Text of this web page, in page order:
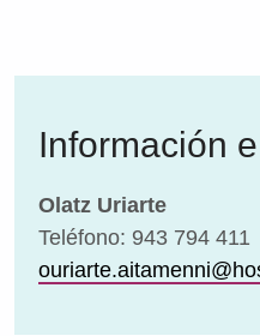
Información
Olatz Uriarte
Teléfono: 943 794 411